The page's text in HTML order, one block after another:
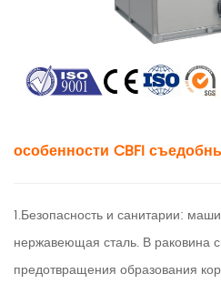
особенности CBFI
1.Безопасность и санитарии:
нержавеющая сталь. В раковина
предотвращения образования